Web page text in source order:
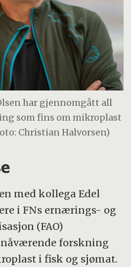
har gjennomgått all
som fins om mikroplast
Christian Halvorsen)
med kollega Edel
i FNs ernærings- og
(FAO)
forskning
i fisk og sjømat.